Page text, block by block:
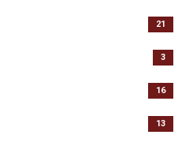
21
3
16
13